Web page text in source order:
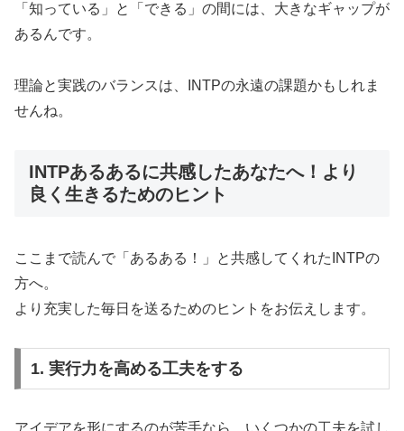
「知っている」と「できる」の間には、大きなギャップが
あるんです。
理論と実践のバランスは、INTPの永遠の課題かもしれま
せんね。
INTPあるあるに共感したあなたへ！より
良く生きるためのヒント
ここまで読んで「あるある！」と共感してくれたINTPの
方へ。
より充実した毎日を送るためのヒントをお伝えします。
1. 実行力を高める工夫をする
アイデアを形にするのが苦手なら、いくつかの工夫を試し